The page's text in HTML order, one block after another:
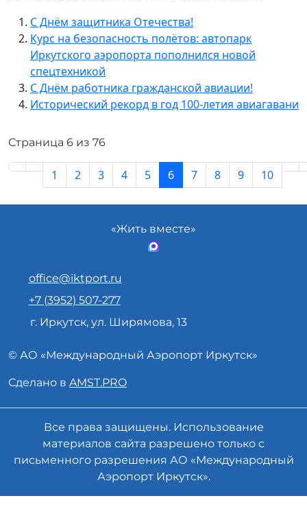
С Днём защитника Отечества!
Курс на безопасность полётов: автопарк
Иркутского аэропорта пополнился новой
спецтехникой
C Днём работника гражданской авиации!
Исторический рекорд в год 100-летия авиагавани
Страница 6 из 76
1 2 3 4 5 6 7 8 9 10
«Жить вместе»
office@iktport.ru
+7 (3952) 507-277
г. Иркутск, ул. Ширямова, 13
© АО «Международный Аэропорт Иркутск»
Сделано в AMST.PRO
Все права защищены. Использование
материалов сайта разрешено только с
письменного разрешения АО «Международный
Аэропорт Иркутск».